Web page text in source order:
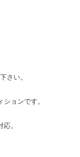
さい。
ョンです。
。